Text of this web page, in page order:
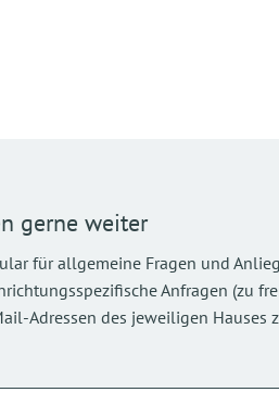
gerne weiter
für allgemeine Fragen und
Anfragen (zu
Adressen des jeweiligen Hauses